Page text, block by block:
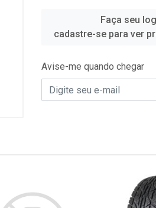
Faça seu
cadastre-se para ver
Avise-me quando chegar